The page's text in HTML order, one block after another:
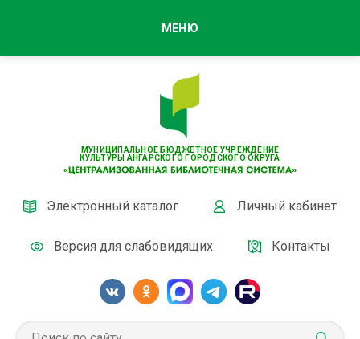
МУНИЦИПАЛЬНОЕ БЮДЖЕТНОЕ УЧРЕЖДЕНИЕ
КУЛЬТУРЫ АНГАРСКОГО ГОРОДСКОГО ОКРУГА
Электронный каталог Личный кабинет
Версия для слабовидящих Контакты
МЕНЮ